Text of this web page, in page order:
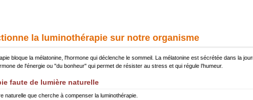
la luminothérapie sur notre organisme
bloque la mélatonine, l'hormone qui déclenche le sommeil. La mélatonine est sécrétée dans la
de l'énergie ou "du bonheur" qui permet de résister au stress et qui régule l’humeur.
faute de lumière naturelle
naturelle que cherche à compenser la luminothérapie.